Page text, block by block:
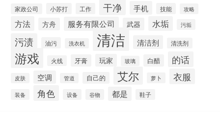
家政公司 小苏打 工作 干净 手机 技能 攻略
方法 方舟 服务有限公司 武器 水垢 污垢
污渍 油污 洗衣机 清洁 清洁剂 清洗剂
游戏 火线 牙膏 玩家 玻璃 白醋 的话
皮肤 空调 管道 自己的 艾尔 萝卜 衣服
装备 角色 设备 谷物 都是 鞋子